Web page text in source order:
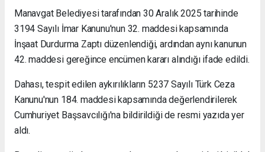
Manavgat Belediyesi tarafından 30 Aralık 2025 tarihinde
3194 Sayılı İmar Kanunu'nun 32. maddesi kapsamında
İnşaat Durdurma Zaptı düzenlendiği, ardından aynı kanunun
42. maddesi gereğince encümen kararı alındığı ifade edildi.
Dahası, tespit edilen aykırılıkların 5237 Sayılı Türk Ceza
Kanunu'nun 184. maddesi kapsamında değerlendirilerek
Cumhuriyet Başsavcılığı'na bildirildiği de resmi yazıda yer
aldı.